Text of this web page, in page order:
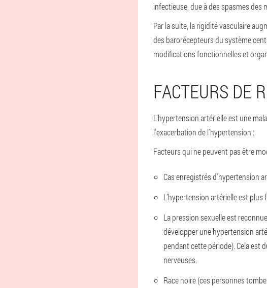
infectieuse, due à des spasmes
Par la suite, la rigidité vasculaire
des barorécepteurs du système
modifications fonctionnelles et
FACTEURS DE
L'hypertension artérielle est une
l'exacerbation de l'hypertension :
Facteurs qui ne peuvent pas être
Cas enregistrés d'hypertension
L’hypertension artérielle est
La pression sexuelle est
développer une hypertension
pendant cette période). Cela est
nerveuses.
Race noire (ces personnes